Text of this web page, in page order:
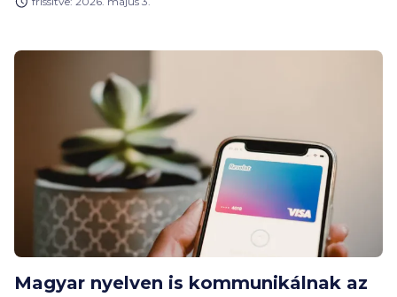
akár bankkártyával vásárolnál, akár készpénzt
Magyar nyelven is kommunikálnak az